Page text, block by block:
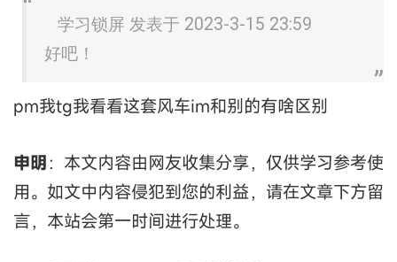
学习锁屏 发表于 2023-3-15 23:59
好吧！
pm我tg我看看这套风车im和别的有啥区别
申明：本文内容由网友收集分享，仅供学习参考使
用。如文中内容侵犯到您的利益，请在文章下方留
言，本站会第一时间进行处理。